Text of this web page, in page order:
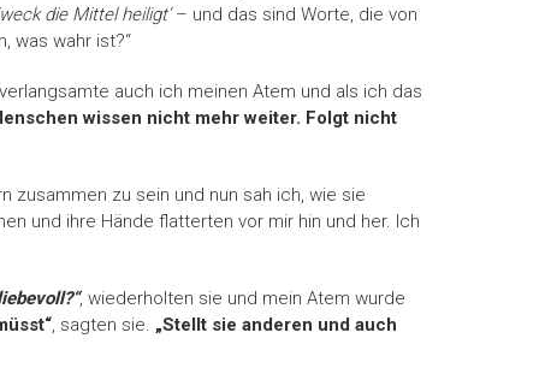
die Mittel heiligt‘– und das sind Worte, die von
was wahr ist?“
auch ich meinen Atem und als ich das
wissen nicht mehr weiter. Folgt nicht
zusammen zu sein und nun sah ich, wie sie
und ihre Hände flatterten vor mir hin und her. Ich
, wiederholten sie und mein Atem wurde
, sagten sie. „Stellt sie anderen und auch